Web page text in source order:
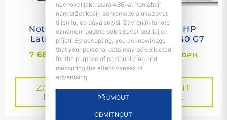
Notebook Dell
Latitude 5410
7 689 Kč s DPH
ZOBRAZIT
DETAIL
Notebook HP
EliteBook 840 G7
8 239Kč s DPH
ZOBRAZIT
DETAIL
nechoval jako stará 486ka. Pomáhají
nám držet košík pohromadě a ukazovat
ti jen to, co dává smysl. Zavřením tohoto
oznámení budete pokračovat bez jejich
přijetí. By accepting, you acknowledge
that your personal data may be collected
for the purpose of personalizing and
measuring the effectiveness of
advertising.
PŘIJMOUT
ODMÍTNOUT